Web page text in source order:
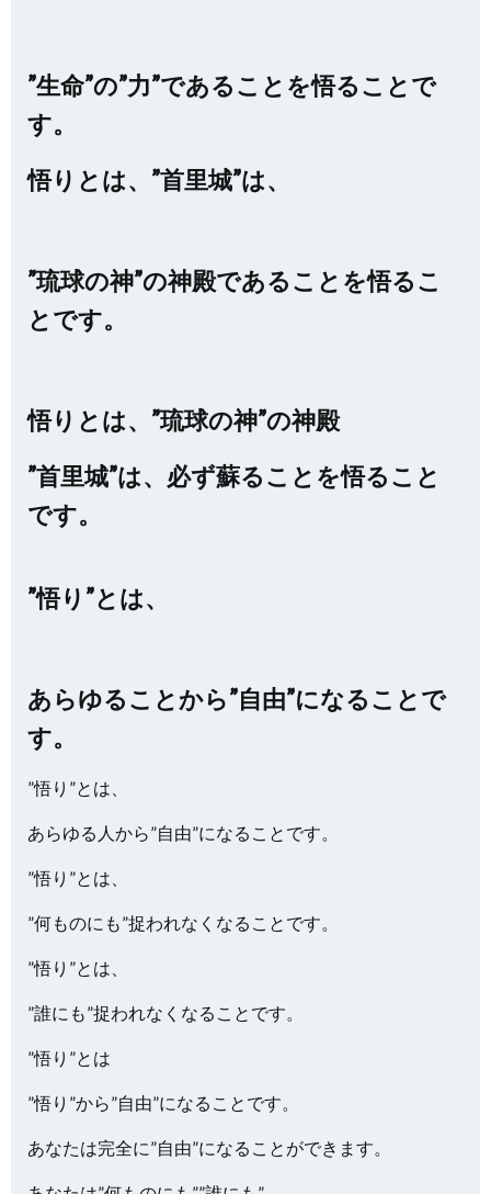
”生命”の”力”であることを悟ることで
す。
悟りとは、”首里城”は、
”琉球の神”の神殿であることを悟るこ
とです。
悟りとは、”琉球の神”の神殿
”首里城”は、必ず蘇ることを悟ること
です。
”悟り”とは、
あらゆることから”自由”になることで
す。
”悟り”とは、
あらゆる人から”自由”になることです。
”悟り”とは、
”何ものにも”捉われなくなることです。
”悟り”とは、
”誰にも”捉われなくなることです。
”悟り”とは
”悟り”から”自由”になることです。
あなたは完全に”自由”になることができます。